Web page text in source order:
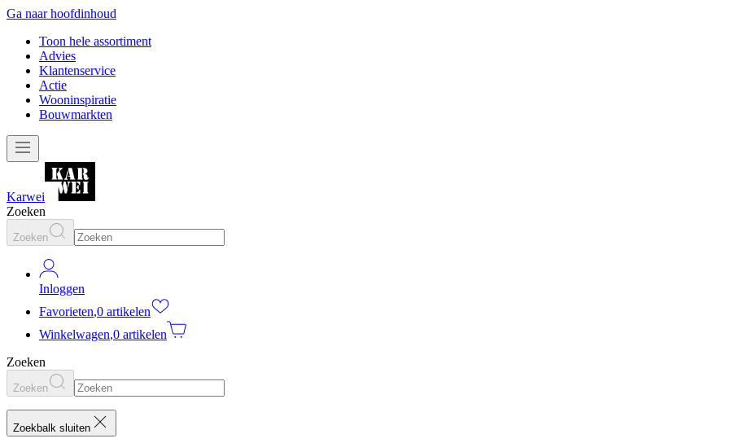
Ga naar hoofdinhoud
Toon hele assortiment
Advies
Klantenservice
Actie
Wooninspiratie
Bouwmarkten
Karwei
Zoeken
Zoeken
Inloggen
Favorieten,0 artikelen
Winkelwagen,0 artikelen
Zoeken
Zoeken
Zoekbalk sluiten